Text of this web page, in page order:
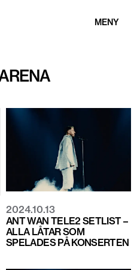
MENY
2024.10.13
ANT WAN TELE2 SETLIST –
ALLA LÅTAR SOM
SPELADES PÅ KONSERTEN